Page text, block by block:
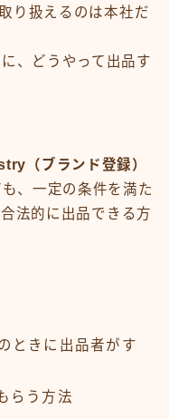
り扱えるのは本社だ
、どうやって出品す
（ブランド登録）
も、一定の条件を満た
法的に出品できる方
ときに出品者がす
らう方法